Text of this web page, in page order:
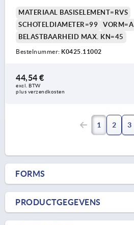
MATERIAAL BASISELEMENT=RVS
SCHOTELDIAMETER=99
VORM=A
BELASTBAARHEID MAX. KN=45
Bestelnummer: K0425.11002
44,54 €
excl. BTW
plus verzendkosten
1 2 3
FORMS
PRODUCTGEGEVENS